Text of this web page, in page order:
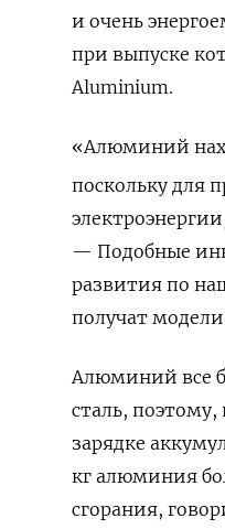
и очень
при выпуске
Aluminium.
«Алюминий
поскольку для
— Подобные
развития по
получат
Алюминий все
сталь,
зарядке
кг алюминия
сгорания,